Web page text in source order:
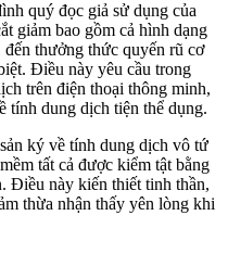
quý đọc giả sử dụng của
giảm bao gồm cả hình dạng
thưởng thức quyến rũ cơ
Điều này yêu cầu trong
trên điện thoại thông minh,
tính dung dịch tiện thể dụng.
ký về tính dung dịch vô tứ
tất cả được kiểm tật bằng
Điều này kiến thiết tinh thần,
thừa nhận thấy yên lòng khi